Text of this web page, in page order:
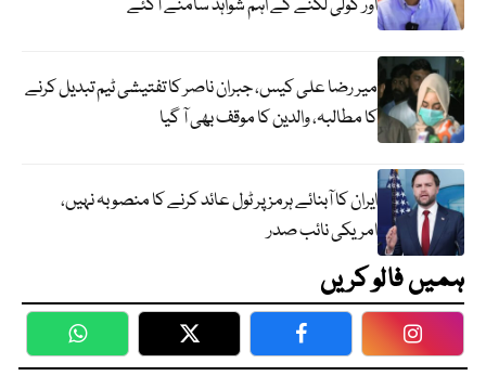
اور گولی لگنے کے اہم شواہد سامنے آگئے
میر رضا علی کیس، جبران ناصر کا تفتیشی ٹیم تبدیل کرنے
کا مطالبہ، والدین کا موقف بھی آ گیا
ایران کا آبنائے ہرمز پر ٹول عائد کرنے کا منصوبہ نہیں،
امریکی نائب صدر
ہمیں فالو کریں
WhatsApp Twitter Facebook